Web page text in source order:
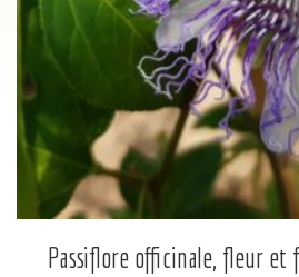
Passiflore officinale, fleur et